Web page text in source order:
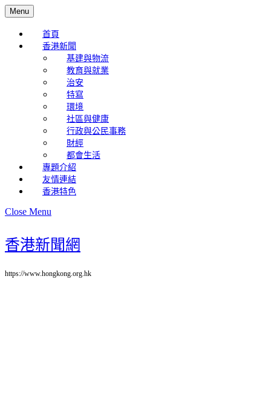
Skip
to
content
MenuMenu
首頁
香港新聞
基建與物流
教育與就業
治安
特寫
環境
社區與健康
行政與公民事務
財經
都會生活
專題介紹
友情連結
香港特色
Close Menu
香港新聞網
https://www.hongkong.org.hk